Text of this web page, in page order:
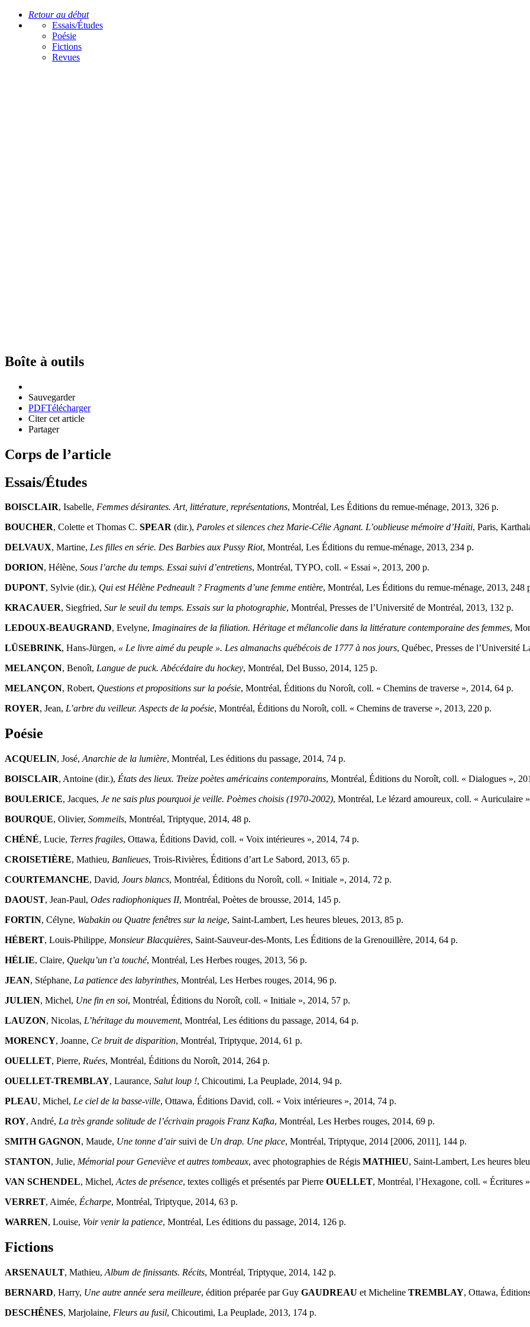
Retour au début
Essais/Études
Poésie
Fictions
Revues
Boîte à outils
Sauvegarder
PDFTélécharger
Citer cet article
Partager
Corps de l’article
Essais/Études
BOISCLAIR, Isabelle, Femmes désirantes. Art, littérature, représentations, Montréal, Les Éditions du remue-ménage, 2013, 326 p.
BOUCHER, Colette et Thomas C. SPEAR (dir.), Paroles et silences chez Marie-Célie Agnant. L’oublieuse mémoire d’Haïti, Paris,
DELVAUX, Martine, Les filles en série. Des Barbies aux Pussy Riot, Montréal, Les Éditions du remue-ménage, 2013, 234 p.
DORION, Hélène, Sous l’arche du temps. Essai suivi d’entretiens, Montréal, TYPO, coll. « Essai », 2013, 200 p.
DUPONT, Sylvie (dir.), Qui est Hélène Pedneault ? Fragments d’une femme entière, Montréal, Les Éditions du remue-ménage, 2013, 248
KRACAUER, Siegfried, Sur le seuil du temps. Essais sur la photographie, Montréal, Presses de l’Université de Montréal, 2013, 132 p.
LEDOUX-BEAUGRAND, Evelyne, Imaginaires de la filiation. Héritage et mélancolie dans la littérature contemporaine des femmes,
LÜSEBRINK, Hans-Jürgen, « Le livre aimé du peuple ». Les almanachs québécois de 1777 à nos jours, Québec, Presses de l’Université
MELANÇON, Benoît, Langue de puck. Abécédaire du hockey, Montréal, Del Busso, 2014, 125 p.
MELANÇON, Robert, Questions et propositions sur la poésie, Montréal, Éditions du Noroît, coll. « Chemins de traverse », 2014, 64 p.
ROYER, Jean, L’arbre du veilleur. Aspects de la poésie, Montréal, Éditions du Noroît, coll. « Chemins de traverse », 2013, 220 p.
Poésie
ACQUELIN, José, Anarchie de la lumière, Montréal, Les éditions du passage, 2014, 74 p.
BOISCLAIR, Antoine (dir.), États des lieux. Treize poètes américains contemporains, Montréal, Éditions du Noroît, coll. « Dialogues »,
BOULERICE, Jacques, Je ne sais plus pourquoi je veille. Poèmes choisis (1970-2002), Montréal, Le lézard amoureux, coll. « Auriculaire
BOURQUE, Olivier, Sommeils, Montréal, Triptyque, 2014, 48 p.
CHÉNÉ, Lucie, Terres fragiles, Ottawa, Éditions David, coll. « Voix intérieures », 2014, 74 p.
CROISETIÈRE, Mathieu, Banlieues, Trois-Rivières, Éditions d’art Le Sabord, 2013, 65 p.
COURTEMANCHE, David, Jours blancs, Montréal, Éditions du Noroît, coll. « Initiale », 2014, 72 p.
DAOUST, Jean-Paul, Odes radiophoniques II, Montréal, Poètes de brousse, 2014, 145 p.
FORTIN, Célyne, Wabakin ou Quatre fenêtres sur la neige, Saint-Lambert, Les heures bleues, 2013, 85 p.
HÉBERT, Louis-Philippe, Monsieur Blacquières, Saint-Sauveur-des-Monts, Les Éditions de la Grenouillère, 2014, 64 p.
HÉLIE, Claire, Quelqu’un t’a touché, Montréal, Les Herbes rouges, 2013, 56 p.
JEAN, Stéphane, La patience des labyrinthes, Montréal, Les Herbes rouges, 2014, 96 p.
JULIEN, Michel, Une fin en soi, Montréal, Éditions du Noroît, coll. « Initiale », 2014, 57 p.
LAUZON, Nicolas, L’héritage du mouvement, Montréal, Les éditions du passage, 2014, 64 p.
MORENCY, Joanne, Ce bruit de disparition, Montréal, Triptyque, 2014, 61 p.
OUELLET, Pierre, Ruées, Montréal, Éditions du Noroît, 2014, 264 p.
OUELLET-TREMBLAY, Laurance, Salut loup !, Chicoutimi, La Peuplade, 2014, 94 p.
PLEAU, Michel, Le ciel de la basse-ville, Ottawa, Éditions David, coll. « Voix intérieures », 2014, 74 p.
ROY, André, La très grande solitude de l’écrivain pragois Franz Kafka, Montréal, Les Herbes rouges, 2014, 69 p.
SMITH GAGNON, Maude, Une tonne d’airsuivi de Un drap. Une place, Montréal, Triptyque, 2014 [2006, 2011], 144 p.
STANTON, Julie, Mémorial pour Geneviève et autres tombeaux, avec photographies de Régis MATHIEU, Saint-Lambert, Les heures
VAN SCHENDEL, Michel, Actes de présence, textes colligés et présentés par Pierre OUELLET, Montréal, l’Hexagone, coll. « Écritures
VERRET, Aimée, Écharpe, Montréal, Triptyque, 2014, 63 p.
WARREN, Louise, Voir venir la patience, Montréal, Les éditions du passage, 2014, 126 p.
Fictions
ARSENAULT, Mathieu, Album de finissants. Récits, Montréal, Triptyque, 2014, 142 p.
BERNARD, Harry, Une autre année sera meilleure, édition préparée par Guy GAUDREAU et Micheline TREMBLAY, Ottawa,
DESCHÊNES, Marjolaine, Fleurs au fusil, Chicoutimi, La Peuplade, 2013, 174 p.